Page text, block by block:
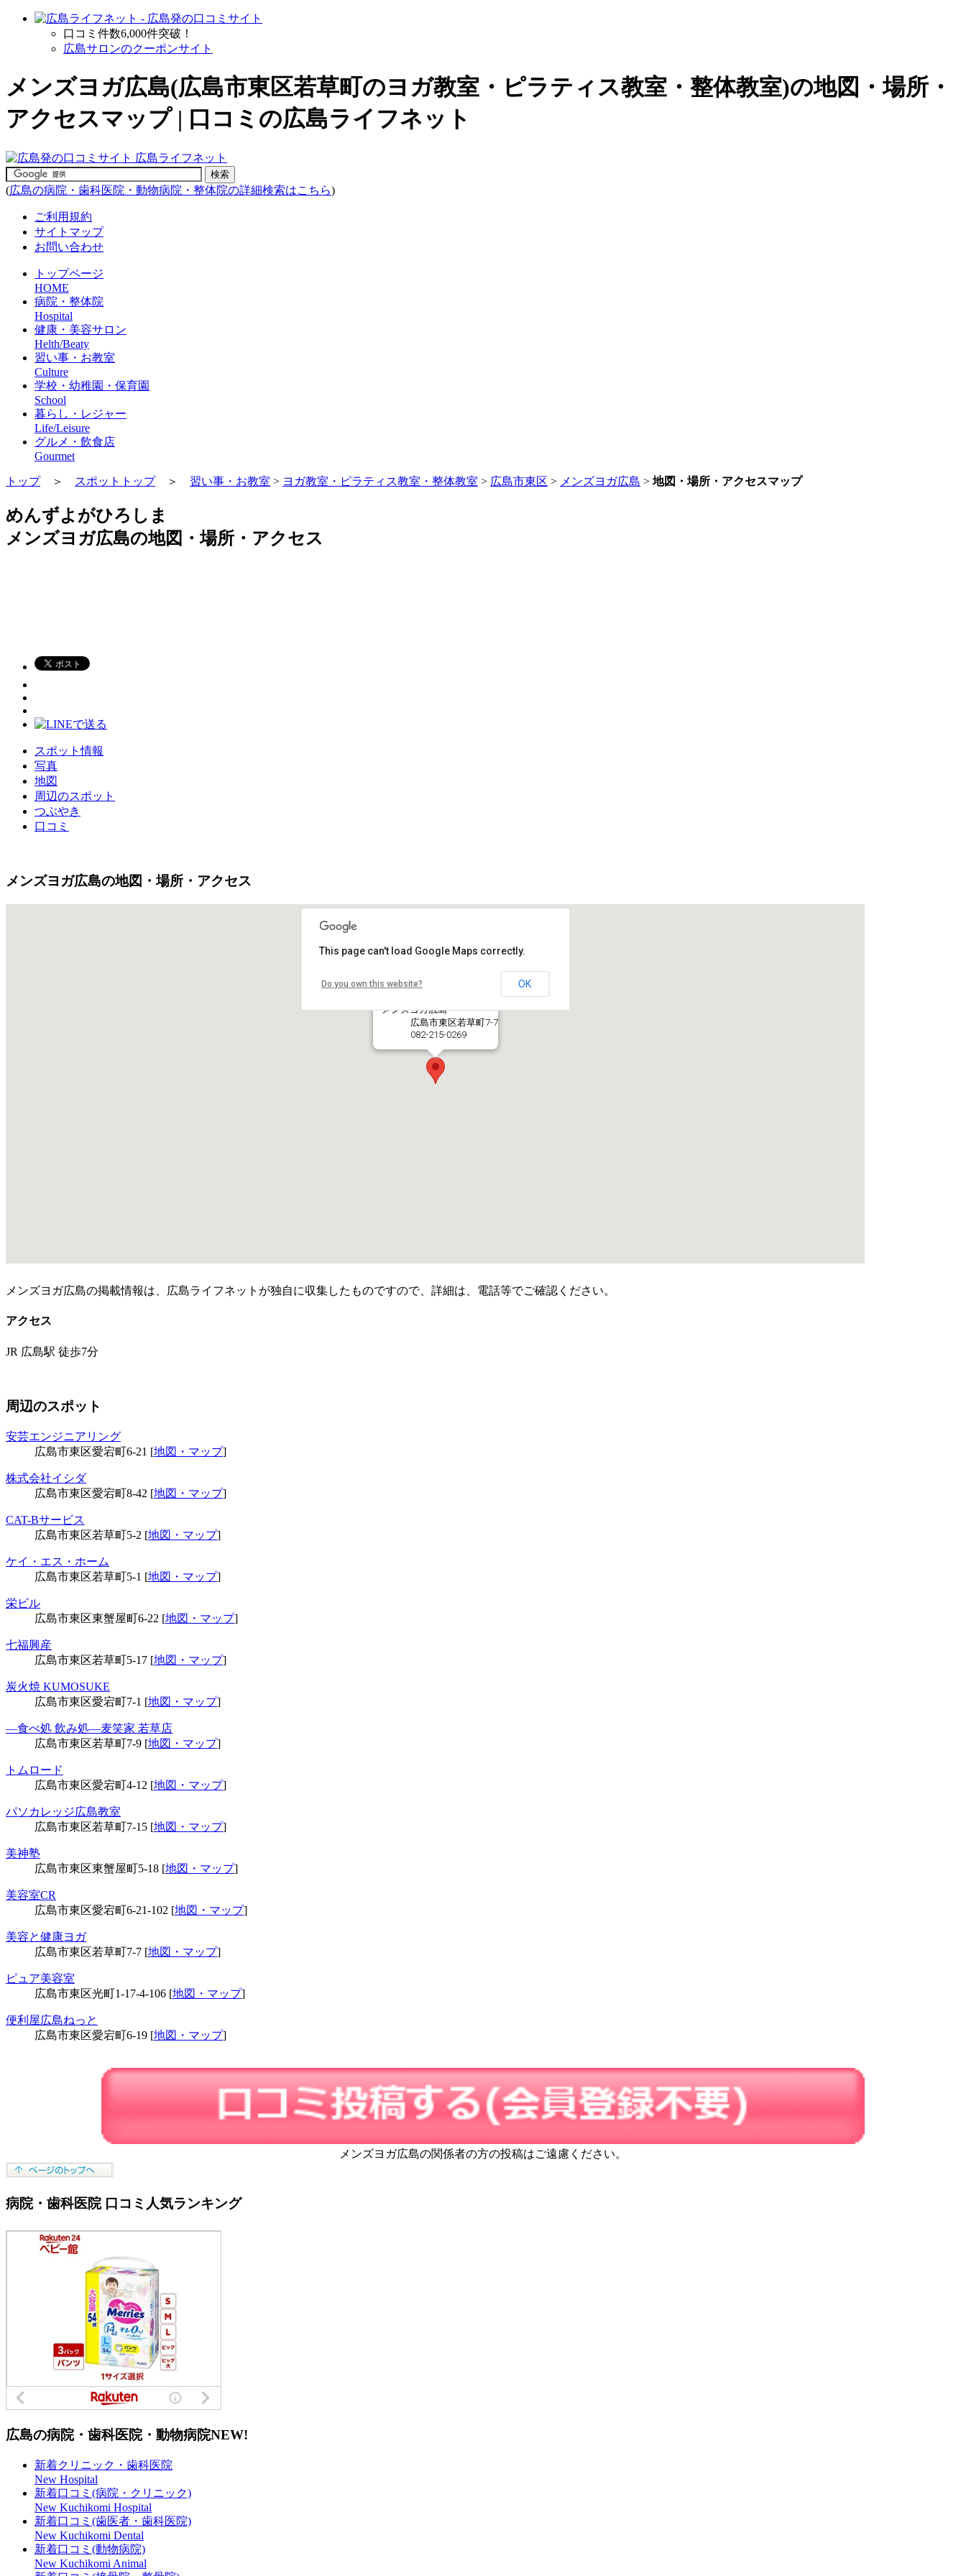
口コミ件数6,000件突破！
広島サロンのクーポンサイト
メンズヨガ広島(広島市東区若草町のヨガ教室・ピラティス教室・整体教室)の地図・場所・
アクセスマップ | 口コミの広島ライフネット
(広島の病院・歯科医院・動物病院・整体院の詳細検索はこちら)
ご利用規約
サイトマップ
お問い合わせ
トップページ
HOME
病院・整体院
Hospital
健康・美容サロン
Helth/Beaty
習い事・お教室
Culture
学校・幼稚園・保育園
School
暮らし・レジャー
Life/Leisure
グルメ・飲食店
Gourmet
トップ＞ スポットトップ＞ 習い事・お教室 > ヨガ教室・ピラティス教室・整体教室 > 広島市東区 > メンズヨガ広島 > 地図・場所・アクセスマップ
めんずよがひろしま
メンズヨガ広島の地図・場所・アクセス
スポット情報
写真
地図
周辺のスポット
つぶやき
口コミ
メンズヨガ広島の地図・場所・アクセス
メンズヨガ広島
広島市東区若草町7-7
082-215-0269
This page can't load Google Maps correctly.
Do you own this website? OK
メンズヨガ広島の掲載情報は、広島ライフネットが独自に収集したものですので、詳細は、電話等でご確認ください。
アクセス
JR 広島駅 徒歩7分
周辺のスポット
安芸エンジニアリング
広島市東区愛宕町6-21 [地図・マップ]
株式会社イシダ
広島市東区愛宕町8-42 [地図・マップ]
CAT-Bサービス
広島市東区若草町5-2 [地図・マップ]
ケイ・エス・ホーム
広島市東区若草町5-1 [地図・マップ]
栄ビル
広島市東区東蟹屋町6-22 [地図・マップ]
七福興産
広島市東区若草町5-17 [地図・マップ]
炭火焼 KUMOSUKE
広島市東区愛宕町7-1 [地図・マップ]
―食べ処 飲み処―麦笑家 若草店
広島市東区若草町7-9 [地図・マップ]
トムロード
広島市東区愛宕町4-12 [地図・マップ]
パソカレッジ広島教室
広島市東区若草町7-15 [地図・マップ]
美神塾
広島市東区東蟹屋町5-18 [地図・マップ]
美容室CR
広島市東区愛宕町6-21-102 [地図・マップ]
美容と健康ヨガ
広島市東区若草町7-7 [地図・マップ]
ピュア美容室
広島市東区光町1-17-4-106 [地図・マップ]
便利屋広島ねっと
広島市東区愛宕町6-19 [地図・マップ]
メンズヨガ広島の関係者の方の投稿はご遠慮ください。
病院・歯科医院 口コミ人気ランキング
広島の病院・歯科医院・動物病院NEW!
新着クリニック・歯科医院
New Hospital
新着口コミ(病院・クリニック)
New Kuchikomi Hospital
新着口コミ(歯医者・歯科医院)
New Kuchikomi Dental
新着口コミ(動物病院)
New Kuchikomi Animal